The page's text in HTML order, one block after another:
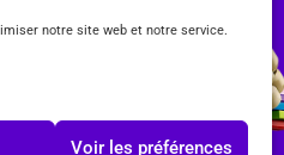
notre site web et notre service.
Voir les préférences